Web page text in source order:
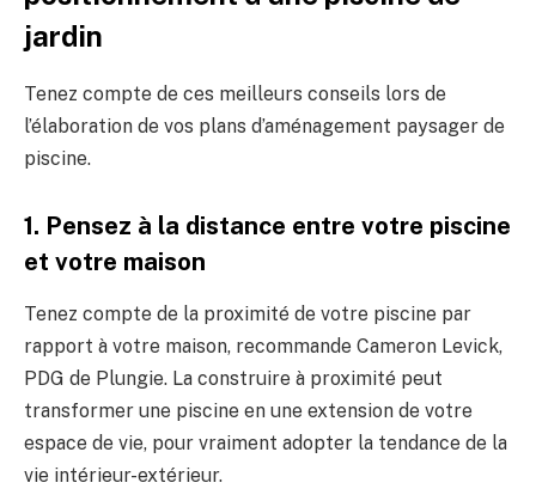
jardin
Tenez compte de ces meilleurs conseils lors de
l’élaboration de vos plans d’aménagement paysager de
piscine.
1. Pensez à la distance entre votre piscine
et votre maison
Tenez compte de la proximité de votre piscine par
rapport à votre maison, recommande Cameron Levick,
PDG de Plungie. La construire à proximité peut
transformer une piscine en une extension de votre
espace de vie, pour vraiment adopter la tendance de la
vie intérieur-extérieur.